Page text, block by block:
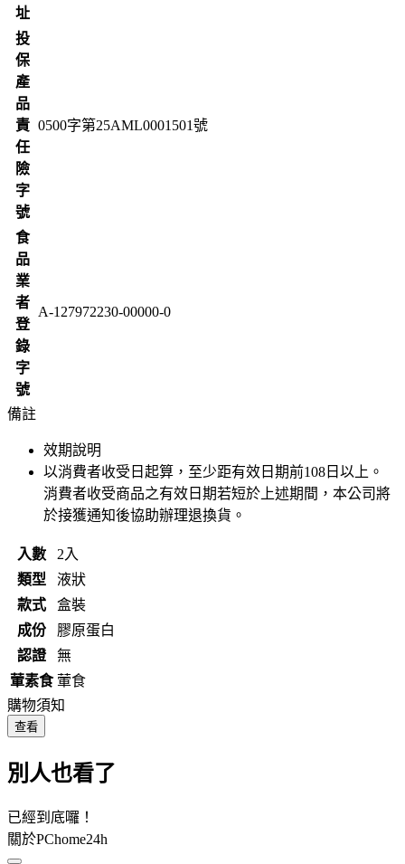
址
投
保
產
品
責
任
險
字
號
0500字第25AML0001501號
食
品
業
者
登
錄
字
號
A-127972230-00000-0
備註
效期說明
以消費者收受日起算，至少距有效日期前108 日以上。
消費者收受商品之有效日期若短於上述期間，本公司將
於接獲通知後協助辦理退換貨。
入數
2入
類型
液狀
款式
盒裝
成份
膠原蛋白
認證
無
葷素食 葷食
購物須知
查看
別人也看了
已經到底囉！
關於PChome24h